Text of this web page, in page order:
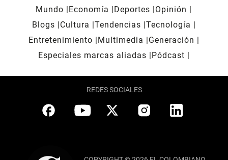
Mundo Economía Deportes
Opinión
Blogs
Cultura Tendencias Tecnología
Entretenimiento
Multimedia
Generación
Especiales marcas aliadas
Pódcast
REDES SOCIALES